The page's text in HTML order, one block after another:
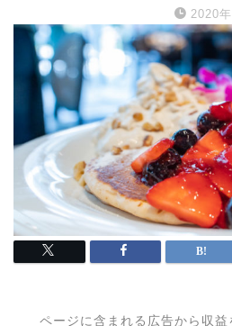
2020
ページに含まれる広告から収